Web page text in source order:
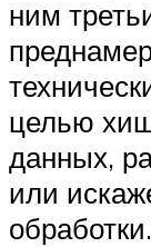
ним
целью
данных,
или
обработки.